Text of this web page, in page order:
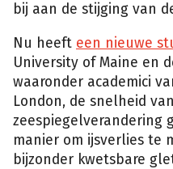
bij aan de stijging van
Nu heeft een nieuwe
University of Maine en
waaronder academici
London, de snelheid
zeespiegelverandering
manier om ijsverlies te
bijzonder kwetsbare